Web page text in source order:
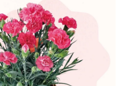
総合トップ
Orchid 胡蝶蘭
マイページ
ご利用ガイド
会員登録